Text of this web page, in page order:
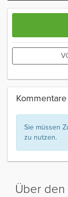
Kommentare
Sie müssen
zu nutzen.
Über